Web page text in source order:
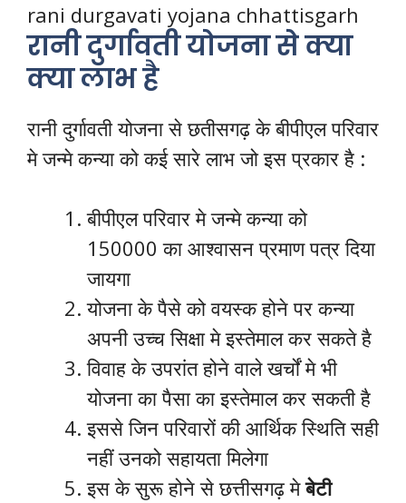
rani durgavati yojana chhattisgarh
रानी दुर्गावती योजना से क्या
क्या लाभ है
रानी दुर्गावती योजना से छतीसगढ़ के बीपीएल परिवार
मे जन्मे कन्या को कई सारे लाभ जो इस प्रकार है :
बीपीएल परिवार मे जन्मे कन्या को
150000 का आश्वासन प्रमाण पत्र दिया
जायगा
योजना के पैसे को वयस्क होने पर कन्या
अपनी उच्च सिक्षा मे इस्तेमाल कर सकते है
विवाह के उपरांत होने वाले खर्चों मे भी
योजना का पैसा का इस्तेमाल कर सकती है
इससे जिन परिवारों की आर्थिक स्थिति सही
नहीं उनको सहायता मिलेगा
इस के सुरू होने से छत्तीसगढ़ मेबेटी